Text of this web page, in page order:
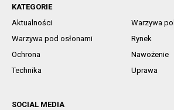
KATEGORIE
Aktualności
Warzywa
Warzywa pod osłonami
Rynek
Ochrona
Nawożenie
Technika
Uprawa
SOCIAL MEDIA